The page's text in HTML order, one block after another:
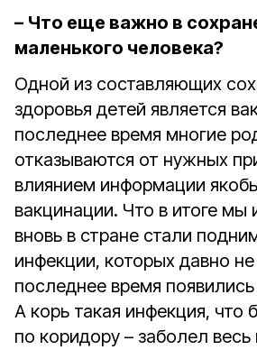
– Что еще важно в
маленького человека?
Одной из составляющих
здоровья детей является
последнее время многие
отказываются от нужных
влиянием информации
вакцинации. Что в итоге мы
вновь в стране стали
инфекции, которых давно
последнее время
А корь такая инфекция, что
по коридору – заболел весь